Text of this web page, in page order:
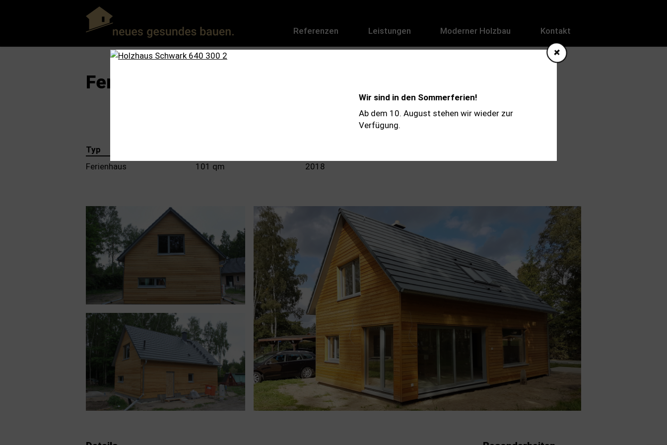
Referenzen Leistungen Moderner Holzbau Kontakt
Ferienhaus Brandenburg (2018)
Typ
Ferienhaus
101 qm
2018
Wir sind in den Sommerferien!
Ab dem 10. August stehen wir wieder zur
Verfügung.